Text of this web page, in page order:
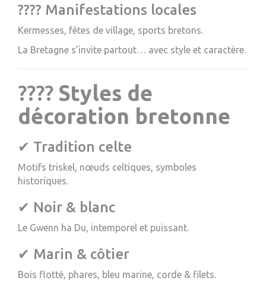
???? Manifestations locales
Kermesses, fêtes de village, sports bretons.
La Bretagne s’invite partout… avec style et caractère.
???? Styles de
décoration bretonne
✔ Tradition celte
Motifs triskel, nœuds celtiques, symboles
historiques.
✔ Noir & blanc
Le Gwenn ha Du, intemporel et puissant.
✔ Marin & côtier
Bois flotté, phares, bleu marine, corde & filets.